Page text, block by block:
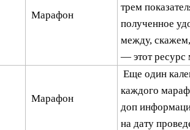
Марафон
трем
полученное
между,
— этот ресурс
Марафон
Еще один
каждого
доп
на дату